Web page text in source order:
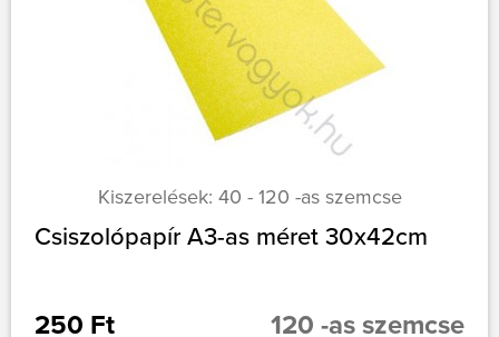
Kiszerelések: 40 - 120 -as szemcse
Csiszolópapír A3-as méret 30x42cm
250 Ft 120 -as szemcse